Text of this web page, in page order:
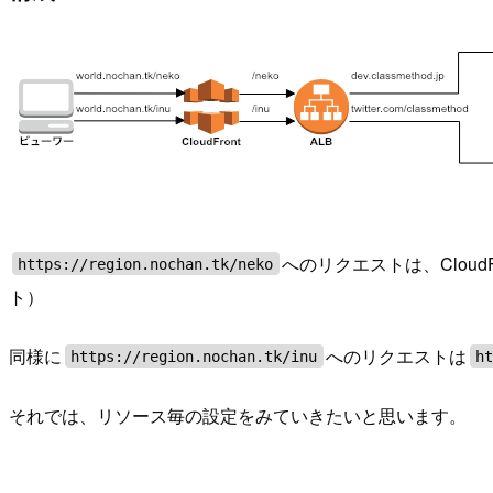
https://region.nochan.tk/neko へのリクエストは、
ト）
同様に https://region.nochan.tk/inu へのリクエストは
それでは、リソース毎の設定をみていきたいと思います。